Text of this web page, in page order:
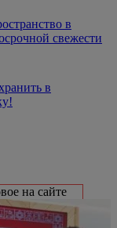
в
свежести
в
на сайте